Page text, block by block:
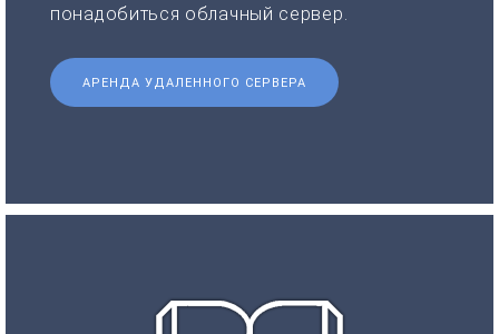
понадобиться облачный сервер.
АРЕНДА УДАЛЕННОГО СЕРВЕРА